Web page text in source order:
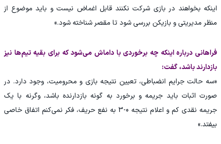
اینکه بخواهند در بازی شرکت نکنند قابل اغماض نیست و باید موضوع از
منظر مدیریتی و بازیکن بررسی شود تا مقصر شناخته شود.»
فراهانی درباره اینکه چه برخوردی با داماش می‌شود که برای بقیه تیم‌ها نیز
بازدارند باشد، گفت:
«سه حالت جرایم انضباطی، تعیین نتیجه بازی و محرومیت، وجود دارد. در
صورت اثبات باید جریمه و برخورد به گونه بازدارنده باشد، وگرنه با یک
جریمه نقدی کم و اعلام نتیجه 0-3 به نفع حریف، فکر نمی‌کنم اتفاق خاصی
بیفتد.»